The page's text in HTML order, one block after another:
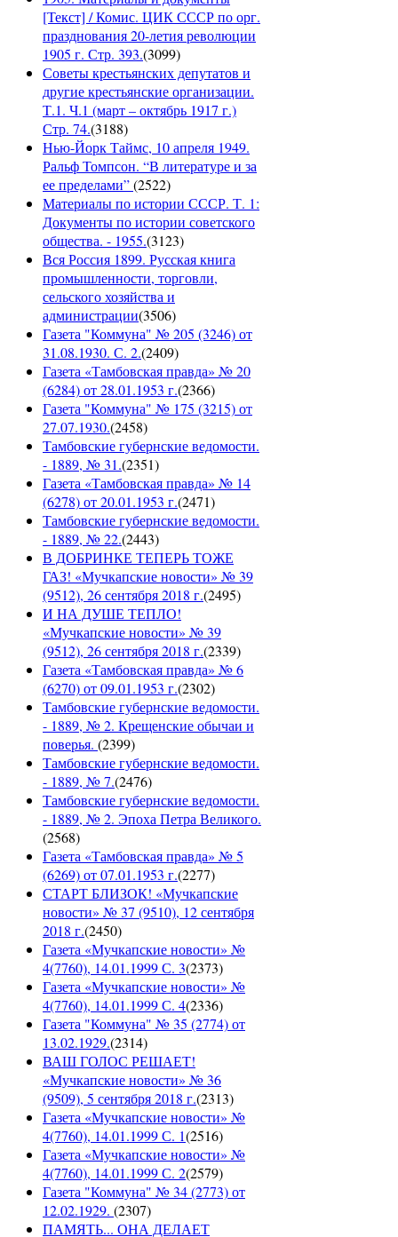
[Текст] / Комис. ЦИК СССР по орг.
празднования 20-летия революции
1905 г. Стр. 393.(3099)
Советы крестьянских депутатов и
другие крестьянские организации.
Т.1. Ч.1 (март – октябрь 1917 г.)
Стр. 74.(3188)
Нью-Йорк Таймс, 10 апреля 1949.
Ральф Томпсон. “В литературе и за
ее пределами”(2522)
Материалы по истории СССР. Т. 1:
Документы по истории советского
общества. - 1955.(3123)
Вся Россия 1899. Русская книга
промышленности, торговли,
сельского хозяйства и
администрации(3506)
Газета "Коммуна" № 205 (3246) от
31.08.1930. С. 2.(2409)
Газета «Тамбовская правда» № 20
(6284) от 28.01.1953 г.(2366)
Газета "Коммуна" № 175 (3215) от
27.07.1930.(2458)
Тамбовские губернские ведомости.
- 1889, № 31.(2351)
Газета «Тамбовская правда» № 14
(6278) от 20.01.1953 г.(2471)
Тамбовские губернские ведомости.
- 1889, № 22.(2443)
В ДОБРИНКЕ ТЕПЕРЬ ТОЖЕ
ГАЗ! «Мучкапские новости» № 39
(9512), 26 сентября 2018 г.(2495)
И НА ДУШЕ ТЕПЛО!
«Мучкапские новости» № 39
(9512), 26 сентября 2018 г.(2339)
Газета «Тамбовская правда» № 6
(6270) от 09.01.1953 г.(2302)
Тамбовские губернские ведомости.
- 1889, № 2. Крещенские обычаи и
поверья. (2399)
Тамбовские губернские ведомости.
- 1889, № 7.(2476)
Тамбовские губернские ведомости.
- 1889, № 2. Эпоха Петра Великого.
(2568)
Газета «Тамбовская правда» № 5
(6269) от 07.01.1953 г.(2277)
СТАРТ БЛИЗОК! «Мучкапские
новости» № 37 (9510), 12 сентября
2018 г.(2450)
Газета «Мучкапские новости» №
4(7760), 14.01.1999 С. 3(2373)
Газета «Мучкапские новости» №
4(7760), 14.01.1999 С. 4(2336)
Газета "Коммуна" № 35 (2774) от
13.02.1929.(2314)
ВАШ ГОЛОС РЕШАЕТ!
«Мучкапские новости» № 36
(9509), 5 сентября 2018 г.(2313)
Газета «Мучкапские новости» №
4(7760), 14.01.1999 С. 1(2516)
Газета «Мучкапские новости» №
4(7760), 14.01.1999 С. 2(2579)
Газета "Коммуна" № 34 (2773) от
12.02.1929. (2307)
ПАМЯТЬ... ОНА ДЕЛАЕТ